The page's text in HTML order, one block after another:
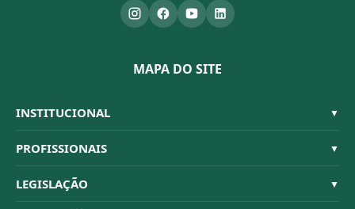
MAPA DO SITE
INSTITUCIONAL ▼
Sistema CFBM
Quem Somos
Organograma
PROFISSIONAIS ▼
Habilitações
LEGISLAÇÃO ▼